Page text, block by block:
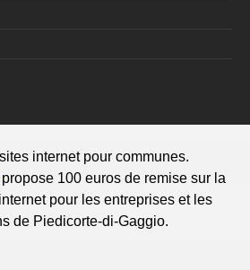
internet pour communes.
propose 100 euros de remise sur la
pour les entreprises et les
de Piedicorte-di-Gaggio.